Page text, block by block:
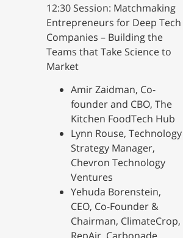
​12:30 Session: Matchmaking
Entrepreneurs for Deep Tech
Companies – Building the
Teams that Take Science to
Market
​Amir Zaidman, Co-
founder and CBO, The
Kitchen FoodTech Hub
​Lynn Rouse, Technology
Strategy Manager,
Chevron Technology
Ventures
​Yehuda Borenstein,
CEO, Co-Founder &
Chairman, ClimateCrop,